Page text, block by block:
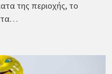
της περιοχής, το
τα…